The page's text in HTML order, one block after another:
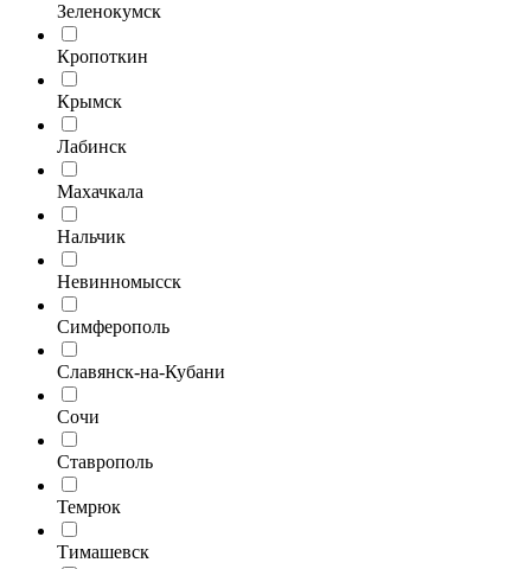
Зеленокумск
Кропоткин
Крымск
Лабинск
Махачкала
Нальчик
Невинномысск
Симферополь
Славянск-на-Кубани
Сочи
Ставрополь
Темрюк
Тимашевск